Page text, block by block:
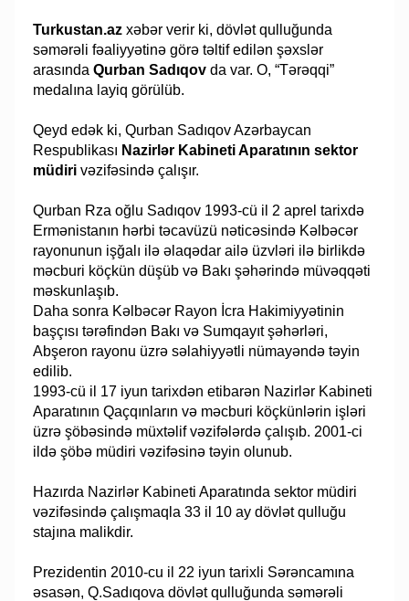
Turkustan.azxəbər verir ki, dövlət qulluğunda
səmərəli fəaliyyətinə görə təltif edilən şəxslər
arasındaQurban Sadıqovda var. O, “Tərəqqi”
medalına layiq görülüb.
Qeyd edək ki, Qurban Sadıqov Azərbaycan
Respublikası Nazirlər Kabineti Aparatının sektor
müdiri vəzifəsində çalışır.
Qurban Rza oğlu Sadıqov 1993-cü il 2 aprel tarixdə
Ermənistanın hərbi təcavüzü nəticəsində Kəlbəcər
rayonunun işğalı ilə əlaqədar ailə üzvləri ilə birlikdə
məcburi köçkün düşüb və Bakı şəhərində müvəqqəti
məskunlaşıb.
Daha sonra Kəlbəcər Rayon İcra Hakimiyyətinin
başçısı tərəfindən Bakı və Sumqayıt şəhərləri,
Abşeron rayonu üzrə səlahiyyətli nümayəndə təyin
edilib.
1993-cü il 17 iyun tarixdən etibarən Nazirlər Kabineti
Aparatının Qaçqınların və məcburi köçkünlərin işləri
üzrə şöbəsində müxtəlif vəzifələrdə çalışıb. 2001-ci
ildə şöbə müdiri vəzifəsinə təyin olunub.
Hazırda Nazirlər Kabineti Aparatında sektor müdiri
vəzifəsində çalışmaqla 33 il 10 ay dövlət qulluğu
stajına malikdir.
Prezidentin 2010-cu il 22 iyun tarixli Sərəncamına
əsasən, Q.Sadıqova dövlət qulluğunda səmərəli